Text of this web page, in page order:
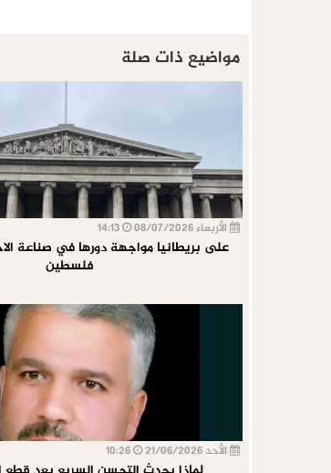
مواضيع ذات صلة
الأربعاء 08/07/2026
على بريطانيا مواجهة دورها في صناعة
فلسطين
الأحد 21/06/2026